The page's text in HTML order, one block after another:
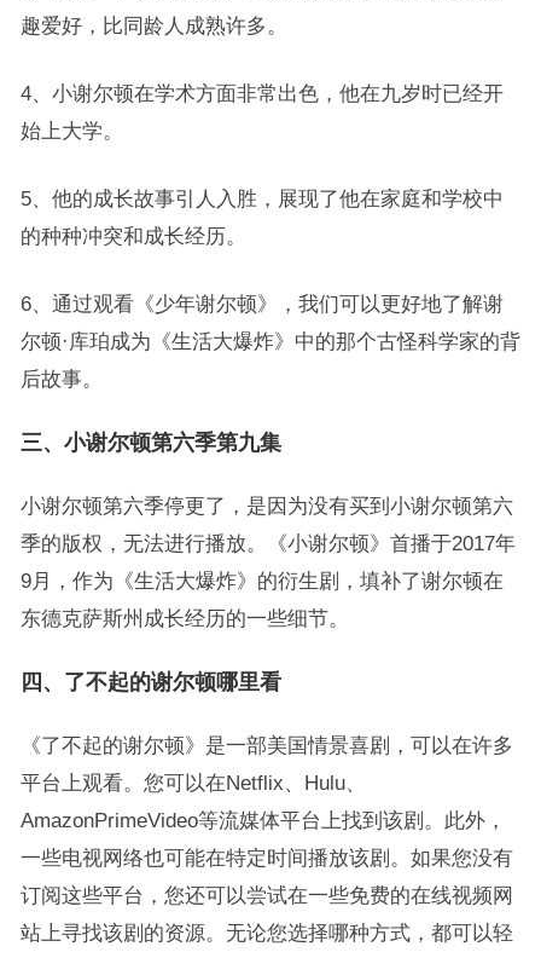
趣爱好，比同龄人成熟许多。
4、小谢尔顿在学术方面非常出色，他在九岁时已经开
始上大学。
5、他的成长故事引人入胜，展现了他在家庭和学校中
的种种冲突和成长经历。
6、通过观看《少年谢尔顿》，我们可以更好地了解谢
尔顿·库珀成为《生活大爆炸》中的那个古怪科学家的背
后故事。
三、小谢尔顿第六季第九集
小谢尔顿第六季停更了，是因为没有买到小谢尔顿第六
季的版权，无法进行播放。《小谢尔顿》首播于2017年
9月，作为《生活大爆炸》的衍生剧，填补了谢尔顿在
东德克萨斯州成长经历的一些细节。
四、了不起的谢尔顿哪里看
《了不起的谢尔顿》是一部美国情景喜剧，可以在许多
平台上观看。您可以在Netflix、Hulu、
AmazonPrimeVideo等流媒体平台上找到该剧。此外，
一些电视网络也可能在特定时间播放该剧。如果您没有
订阅这些平台，您还可以尝试在一些免费的在线视频网
站上寻找该剧的资源。无论您选择哪种方式，都可以轻